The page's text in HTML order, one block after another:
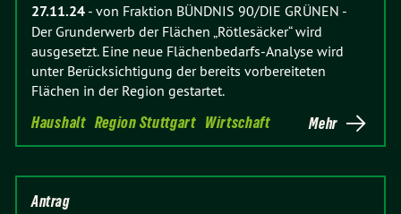
27.11.24 - von Fraktion BÜNDNIS 90/DIE GRÜNEN -
Der Grunderwerb der Flächen „Rötlesäcker“ wird
ausgesetzt. Eine neue Flächenbedarfs-Analyse wird
unter Berücksichtigung der bereits vorbereiteten
Flächen in der Region gestartet.
Haushalt Region Stuttgart Wirtschaft Mehr
Antrag